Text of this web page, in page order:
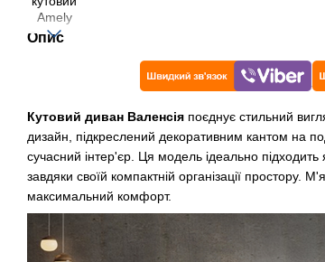
Опис
Кутовий диван Валенсія поєднує стильний
дизайн, підкреслений декоративним кантом на
сучасний інтер'єр. Ця модель ідеально підходить
завдяки своїй компактній організації простору.
максимальний комфорт.